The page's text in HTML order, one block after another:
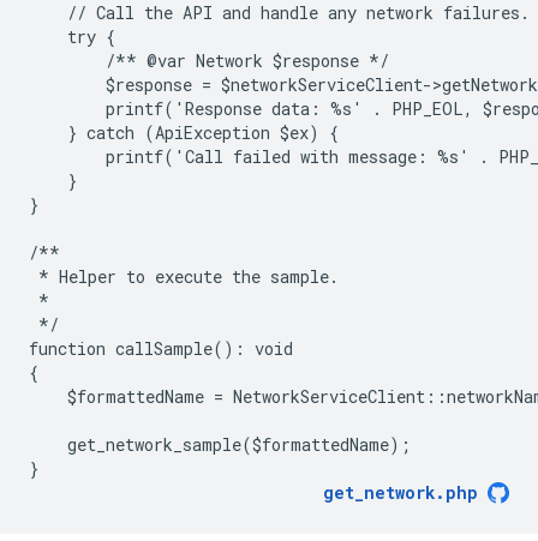
    // Call the API and handle any network failures.
    try {
        /** @var Network $response */
$response = $networkServiceClient-
printf('Response data: %s' . PHP_EOL,
    } catch (ApiException $ex) {
printf('Call failed with message: %s' .
    }
}
/**
* Helper to execute the sample.
*
*/
function callSample(): void
{
$formattedName =
    get_network_sample($formattedName);
}
get_network.php